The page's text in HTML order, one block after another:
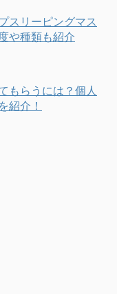
スリーピングマス
や種類も紹介
もらうには？個人
紹介！